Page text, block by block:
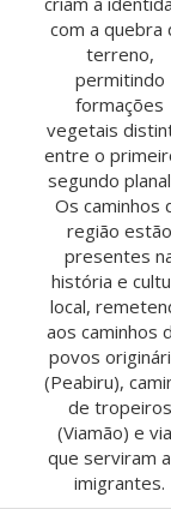
com a quebra
terreno,
permitindo
formações
vegetais
entre o
segundo
Os caminhos
região estão
presentes
história e
local,
aos caminhos
povos
(Peabiru),
de tropeiros
(Viamão) e
que serviram
imigrantes.